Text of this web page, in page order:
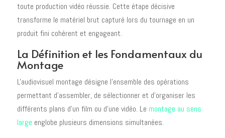
toute production vidéo réussie. Cette étape décisive
transforme le matériel brut capturé lors du tournage en un
produit fini cohérent et engageant.
La Définition et les Fondamentaux du
Montage
L'audiovisuel montage désigne l'ensemble des opérations
permettant d'assembler, de sélectionner et d'organiser les
différents plans d'un film ou d'une vidéo. Le montage au sens
large englobe plusieurs dimensions simultanées.